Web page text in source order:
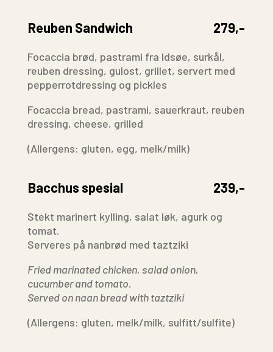
Reuben Sandwich 279,-
Focaccia brød, pastrami fra Idsøe, surkål,
reuben dressing, gulost, grillet, servert med
pepperrotdressing og pickles
Focaccia bread, pastrami, sauerkraut, reuben
dressing, cheese, grilled
(Allergens: gluten, egg, melk/milk)
Bacchus spesial 239,-
Stekt marinert kylling, salat løk, agurk og
tomat.
Serveres på nanbrød med taztziki
Fried marinated chicken, salad onion,
cucumber and tomato.
Served on naan bread with taztziki
(Allergens: gluten, melk/milk, sulfitt/sulfite)